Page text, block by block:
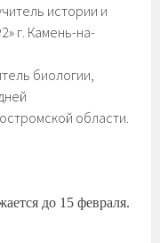
истории и
г. Камень-на-
биологии,
области.
до 15 февраля.